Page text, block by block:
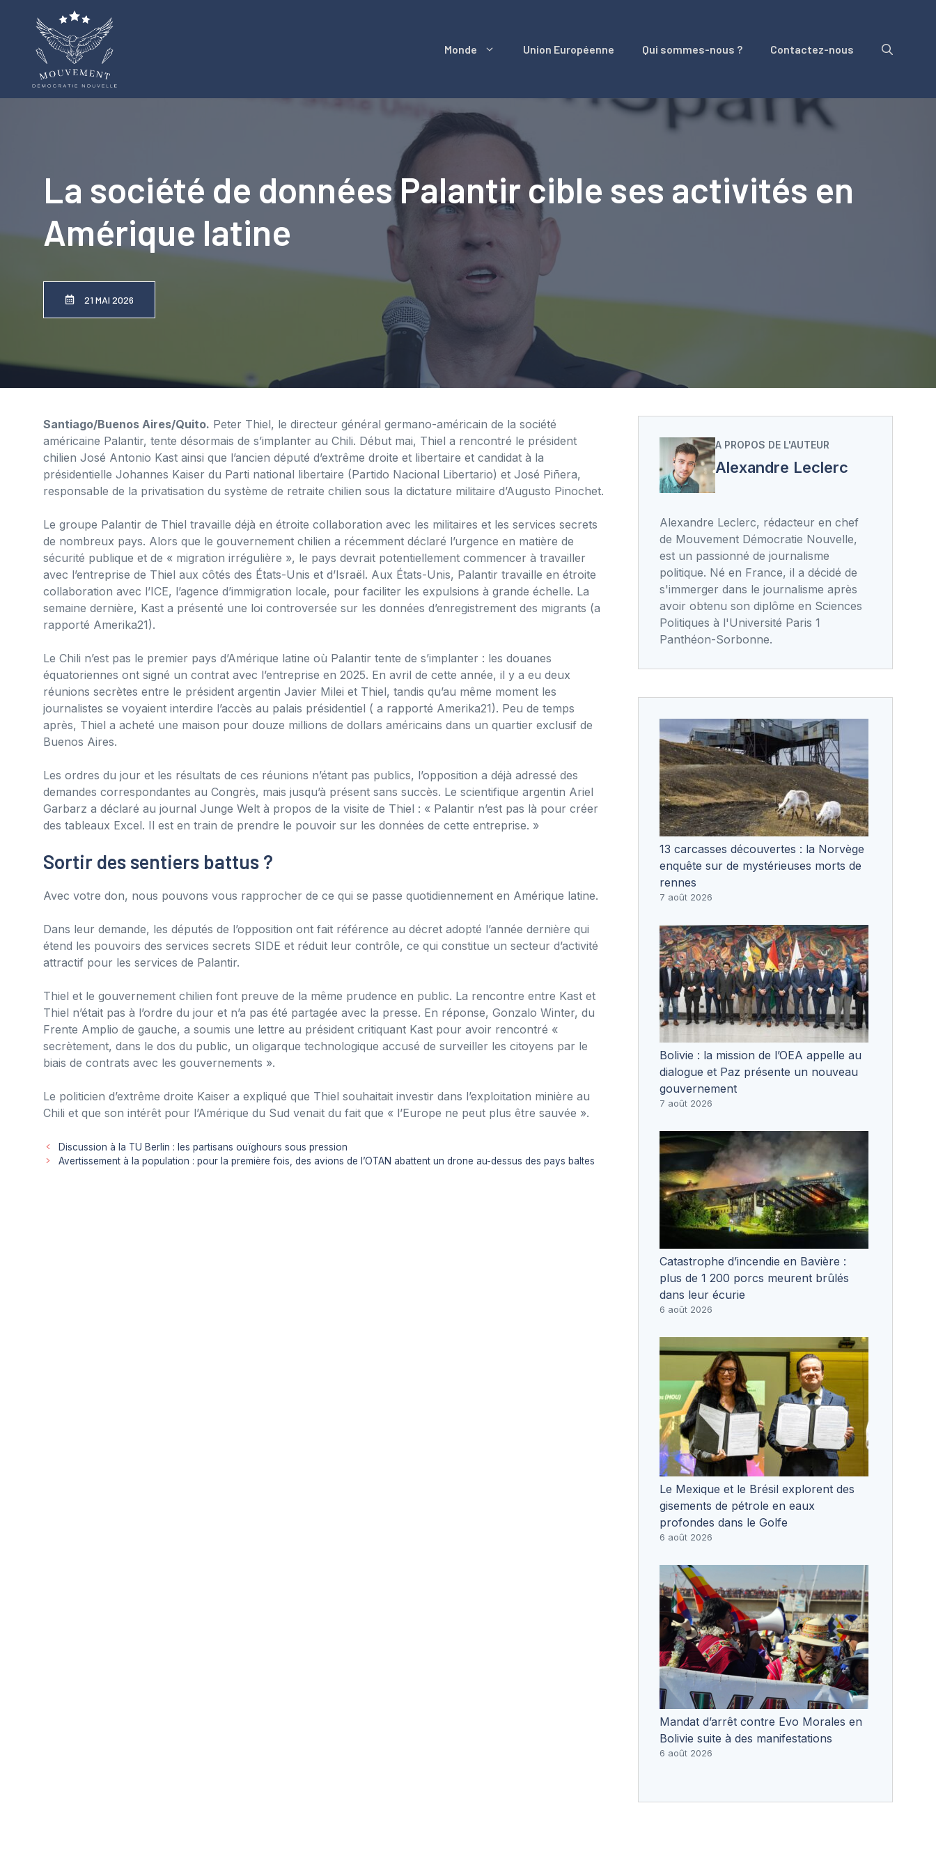
Monde Union Européenne Qui sommes-nous ? Contactez-nous
La société de données Palantir cible ses activités en
Amérique latine
21 MAI 2026
Santiago/Buenos Aires/Quito. Peter Thiel, le directeur général germano-américain de la société
américaine Palantir, tente désormais de s’implanter au Chili. Début mai, Thiel a rencontré le président
chilien José Antonio Kast ainsi que l’ancien député d’extrême droite et libertaire et candidat à la
présidentielle Johannes Kaiser du Parti national libertaire (Partido Nacional Libertario) et José Piñera,
responsable de la privatisation du système de retraite chilien sous la dictature militaire d’Augusto Pinochet.
Le groupe Palantir de Thiel travaille déjà en étroite collaboration avec les militaires et les services secrets
de nombreux pays. Alors que le gouvernement chilien a récemment déclaré l’urgence en matière de
sécurité publique et de « migration irrégulière », le pays devrait potentiellement commencer à travailler
avec l’entreprise de Thiel aux côtés des États-Unis et d’Israël. Aux États-Unis, Palantir travaille en étroite
collaboration avec l’ICE, l’agence d’immigration locale, pour faciliter les expulsions à grande échelle. La
semaine dernière, Kast a présenté une loi controversée sur les données d’enregistrement des migrants (a
rapporté Amerika21).
Le Chili n’est pas le premier pays d’Amérique latine où Palantir tente de s’implanter : les douanes
équatoriennes ont signé un contrat avec l’entreprise en 2025. En avril de cette année, il y a eu deux
réunions secrètes entre le président argentin Javier Milei et Thiel, tandis qu’au même moment les
journalistes se voyaient interdire l’accès au palais présidentiel ( a rapporté Amerika21). Peu de temps
après, Thiel a acheté une maison pour douze millions de dollars américains dans un quartier exclusif de
Buenos Aires.
Les ordres du jour et les résultats de ces réunions n’étant pas publics, l’opposition a déjà adressé des
demandes correspondantes au Congrès, mais jusqu’à présent sans succès. Le scientifique argentin Ariel
Garbarz a déclaré au journal Junge Welt à propos de la visite de Thiel : « Palantir n’est pas là pour créer
des tableaux Excel. Il est en train de prendre le pouvoir sur les données de cette entreprise. »
Sortir des sentiers battus ?
Avec votre don, nous pouvons vous rapprocher de ce qui se passe quotidiennement en Amérique latine.
Dans leur demande, les députés de l’opposition ont fait référence au décret adopté l’année dernière qui
étend les pouvoirs des services secrets SIDE et réduit leur contrôle, ce qui constitue un secteur d’activité
attractif pour les services de Palantir.
Thiel et le gouvernement chilien font preuve de la même prudence en public. La rencontre entre Kast et
Thiel n’était pas à l’ordre du jour et n’a pas été partagée avec la presse. En réponse, Gonzalo Winter, du
Frente Amplio de gauche, a soumis une lettre au président critiquant Kast pour avoir rencontré «
secrètement, dans le dos du public, un oligarque technologique accusé de surveiller les citoyens par le
biais de contrats avec les gouvernements ».
Le politicien d’extrême droite Kaiser a expliqué que Thiel souhaitait investir dans l’exploitation minière au
Chili et que son intérêt pour l’Amérique du Sud venait du fait que « l’Europe ne peut plus être sauvée ».
Discussion à la TU Berlin : les partisans ouïghours sous pression
Avertissement à la population : pour la première fois, des avions de l’OTAN abattent un drone au-dessus des pays baltes
A PROPOS DE L'AUTEUR
Alexandre Leclerc
Alexandre Leclerc, rédacteur en chef
de Mouvement Démocratie Nouvelle,
est un passionné de journalisme
politique. Né en France, il a décidé de
s'immerger dans le journalisme après
avoir obtenu son diplôme en Sciences
Politiques à l'Université Paris 1
Panthéon-Sorbonne.
13 carcasses découvertes : la Norvège
enquête sur de mystérieuses morts de
rennes
7 août 2026
Bolivie : la mission de l’OEA appelle au
dialogue et Paz présente un nouveau
gouvernement
7 août 2026
Catastrophe d’incendie en Bavière :
plus de 1 200 porcs meurent brûlés
dans leur écurie
6 août 2026
Le Mexique et le Brésil explorent des
gisements de pétrole en eaux
profondes dans le Golfe
6 août 2026
Mandat d’arrêt contre Evo Morales en
Bolivie suite à des manifestations
6 août 2026